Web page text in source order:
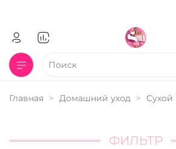
Главная Домашний уход
ФИЛЬТР